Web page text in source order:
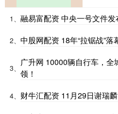
1、 融易富配资 中央一号文件
2、 中股网配资 18年“拉锯战”落
3、
广升网 10000辆自行车，
领！
4、 财牛汇配资 11月29日谢瑞